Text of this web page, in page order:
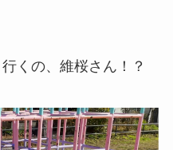
くの、維桜さん！？